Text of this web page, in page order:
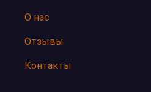
О нас
Отзывы
Контакты